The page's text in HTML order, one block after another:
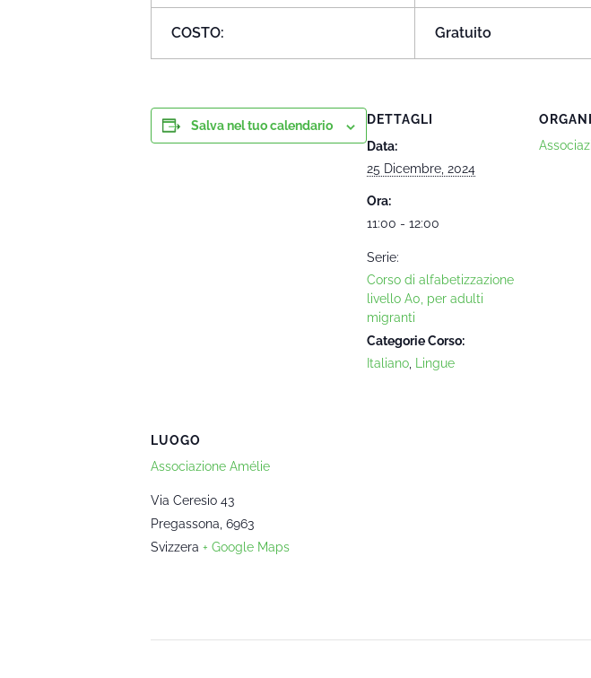
COSTO: Gratuito
Salva nel tuo calendario
DETTAGLI
Data:
25 Dicembre, 2024
Ora:
11:00 - 12:00
Serie:
Corso di alfabetizzazione
livello A0, per adulti
migranti
Categorie Corso:
Italiano
Lingue
LUOGO
Associazione Amélie
Via Ceresio 43
Pregassona 6963
Svizzera + Google Maps